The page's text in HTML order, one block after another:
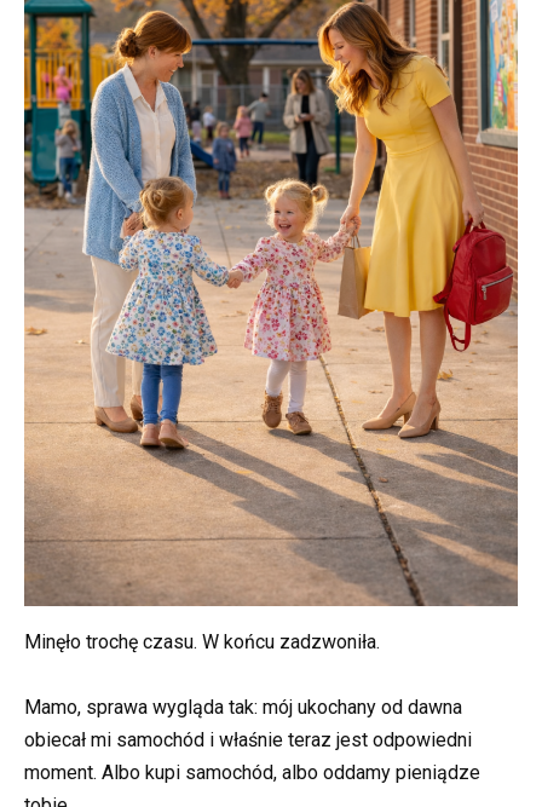
Minęło trochę czasu. W końcu zadzwoniła.
Mamo, sprawa wygląda tak: mój ukochany od dawna
obiecał mi samochód i właśnie teraz jest odpowiedni
moment. Albo kupi samochód, albo oddamy pieniądze